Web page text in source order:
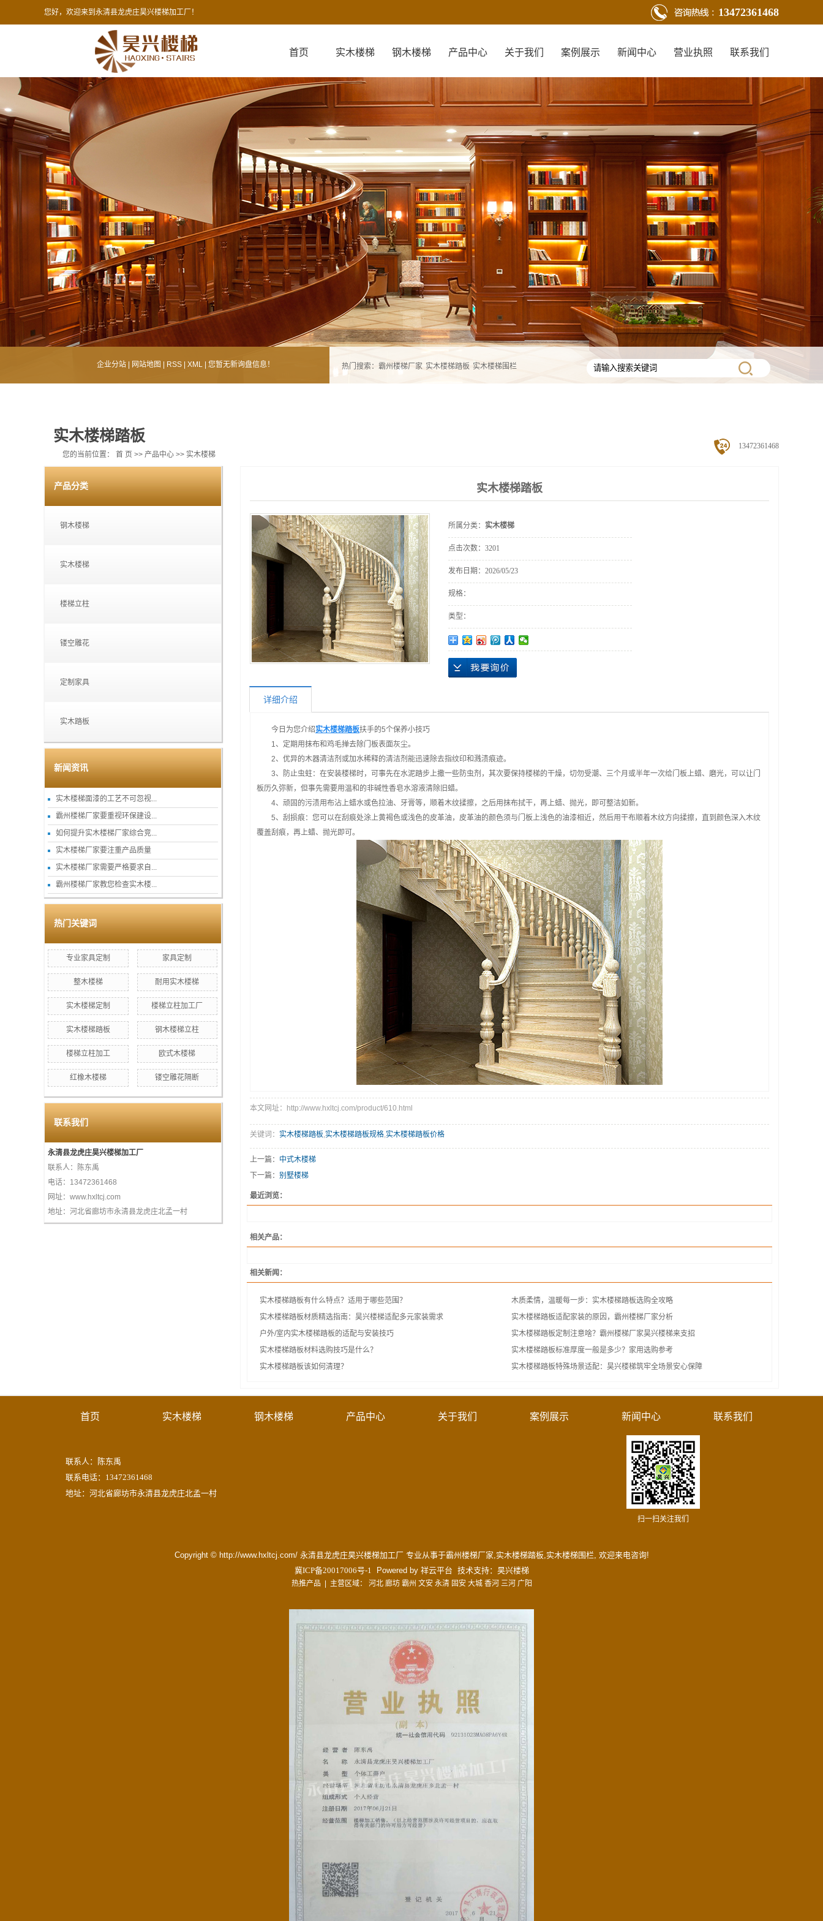
您好，欢迎来到永清县龙虎庄昊兴楼梯加工厂！ 13472361468
首页 实木楼梯 钢木楼梯 产品中心 关于我们 案例展示 新闻中心
技术知识
营业执照 联系我们
企业分站| 网站地图 RSS| XML| 您暂无新询盘信息！ 热门搜索： 霸州楼梯厂家 实木楼梯踏板 实木楼梯围栏
实木楼梯踏板
您的当前位置： 首 页 >> 产品中心 >> 实木楼梯
产品分类
钢木楼梯
实木楼梯
楼梯立柱
镂空雕花
定制家具
实木踏板
新闻资讯
实木楼梯面漆的工艺不可忽视...
霸州楼梯厂家要重视环保建设...
如何提升实木楼梯厂家综合竞...
实木楼梯厂家要注重产品质量
实木楼梯厂家需要严格要求自...
霸州楼梯厂家教您检查实木楼...
热门关键词
专业家具定制 家具定制
整木楼梯 耐用实木楼梯
实木楼梯定制 楼梯立柱加工厂
实木楼梯踏板 钢木楼梯立柱
楼梯立柱加工 欧式木楼梯
红橡木楼梯 镂空雕花隔断
联系我们
永清县龙虎庄昊兴楼梯加工厂
联系人：陈东禹
电话：13472361468
网址：www.hxltcj.com
地址：河北省廊坊市永清县龙虎庄北孟一村
13472361468
实木楼梯踏板
所属分类： 实木楼梯
点击次数： 3201
发布日期： 2026/05/23
规格：
类型：
详细介绍
今日为您介绍实木楼梯踏板扶手的5个保养小技巧
1、定期用抹布和鸡毛掸去除门板表面灰尘。
2、优异的木器清洁剂或加水稀释的清洁剂能迅速除去指纹印和溅渍痕迹。
3、防止虫蛀：在安装楼梯时，可事先在水泥踏步上撒一些防虫剂，其次要保持楼梯的干燥，切勿受潮、三个月或半年一次给门板上蜡、磨光，可以让门
板历久弥新，但事先需要用温和的非碱性香皂水溶液清除旧蜡。
4、顽固的污渍用布沾上蜡水或色拉油、牙膏等，顺着木纹揉擦，之后用抹布拭干，再上蜡、抛光，即可整洁如新。
5、刮损痕：您可以在刮痕处涂上黄褐色或浅色的皮革油，皮革油的颜色须与门板上浅色的油漆相近，然后用干布顺着木纹方向揉擦，直到颜色深入木纹
覆盖刮痕，再上蜡、抛光即可。
本文网址：http://www.hxltcj.com/product/610.html
关键词： 实木楼梯踏板,实木楼梯踏板规格,实木楼梯踏板价格
上一篇： 中式木楼梯
下一篇： 别墅楼梯
最近浏览：
相关产品：
相关新闻：
实木楼梯踏板有什么特点？适用于哪些范围？
木质柔情，温暖每一步：实木楼梯踏板选购全攻略
实木楼梯踏板材质精选指南：昊兴楼梯适配多元家装需求
实木楼梯踏板适配家装的原因，霸州楼梯厂家分析
户外/室内实木楼梯踏板的适配与安装技巧
实木楼梯踏板定制注意啥？霸州楼梯厂家昊兴楼梯来支招
实木楼梯踏板材料选购技巧是什么？
实木楼梯踏板标准厚度一般是多少？家用选购参考
实木楼梯踏板该如何清理？
实木楼梯踏板特殊场景适配：昊兴楼梯筑牢全场景安心保障
首页 实木楼梯 钢木楼梯 产品中心 关于我们 案例展示 新闻中心 联系我们
联系人：陈东禹
联系电话：13472361468
地址：河北省廊坊市永清县龙虎庄北孟一村
扫一扫关注我们
Copyright © http://www.hxltcj.com/ 永清县龙虎庄昊兴楼梯加工厂 专业从事于霸州楼梯厂家,实木楼梯踏板,实木楼梯围栏, 欢迎来电咨询!
冀ICP备20017006号-1 Powered by 祥云平台 技术支持： 昊兴楼梯
热推产品 | 主营区域： 河北 廊坊 霸州 文安 永清 固安 大城 香河 三河 广阳